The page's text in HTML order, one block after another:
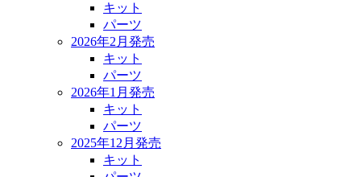
キット
パーツ
2026年2月発売
キット
パーツ
2026年1月発売
キット
パーツ
2025年12月発売
キット